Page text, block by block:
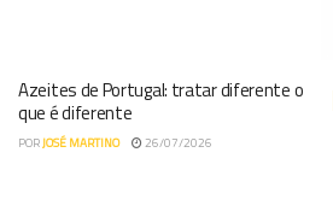
Azeites de Portugal: tratar diferente o
que é diferente
PORJOSÉ MARTINO 26/07/2026